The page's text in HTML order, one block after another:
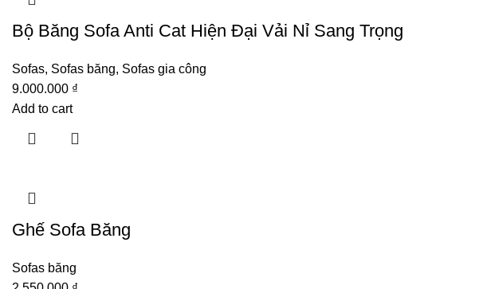
Bộ Băng Sofa Anti Cat Hiện Đại Vải Nỉ Sang Trọng
Sofas, Sofas băng, Sofas gia công
9.000.000 ₫
Add to cart
Ghế Sofa Băng
Sofas băng